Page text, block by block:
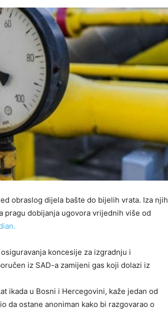
obraslog dijela bašte do bijelih vrata. Iza njih
pragu dobijanja ugovora vrijednih više od
koncesije za izgradnju i
iz SAD-a zamijeni gas koji dolazi iz
ikada u Bosni i Hercegovini, kaže jedan od
da ostane anoniman kako bi razgovarao o